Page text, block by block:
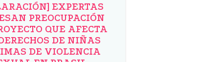
EXPERTAS
PREOCUPACIÓN
QUE AFECTA
DE NIÑAS
DE VIOLENCIA